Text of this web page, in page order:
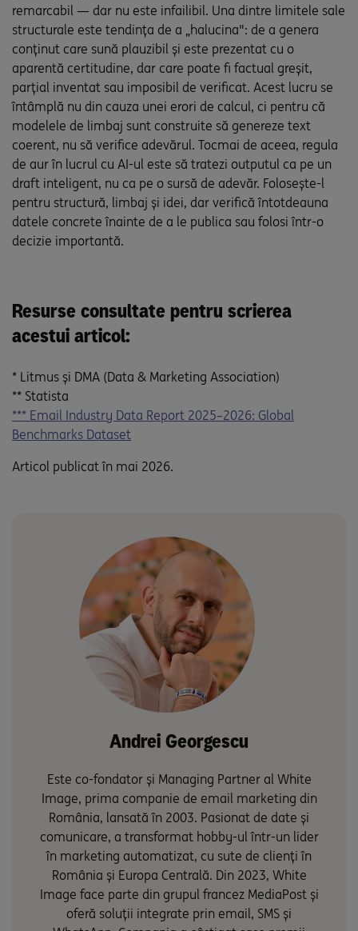
remarcabil — dar nu este infailibil. Una dintre limitele sale
structurale este tendința de a „halucina": de a genera
conținut care sună plauzibil și este prezentat cu o
aparentă certitudine, dar care poate fi factual greșit,
parțial inventat sau imposibil de verificat. Acest lucru se
întâmplă nu din cauza unei erori de calcul, ci pentru că
modelele de limbaj sunt construite să genereze text
coerent, nu să verifice adevărul. Tocmai de aceea, regula
de aur în lucrul cu AI-ul este să tratezi outputul ca pe un
draft inteligent, nu ca pe o sursă de adevăr. Folosește-l
pentru structură, limbaj și idei, dar verifică întotdeauna
datele concrete înainte de a le publica sau folosi într-o
decizie importantă.
Resurse consultate pentru scrierea
acestui articol:
* Litmus și DMA (Data & Marketing Association)
** Statista
*** Email Industry Data Report 2025–2026: Global
Benchmarks Dataset
Articol publicat în mai 2026.
Andrei Georgescu
Este co-fondator și Managing Partner al White
Image, prima companie de email marketing din
România, lansată în 2003. Pasionat de date și
comunicare, a transformat hobby-ul într-un lider
în marketing automatizat, cu sute de clienți în
România și Europa Centrală. Din 2023, White
Image face parte din grupul francez MediaPost și
oferă soluții integrate prin email, SMS și